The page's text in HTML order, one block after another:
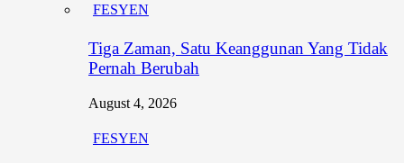
FESYEN
Tiga Zaman, Satu Keanggunan Yang Tidak
Pernah Berubah
August 4, 2026
FESYEN